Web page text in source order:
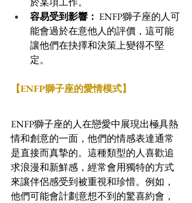
容易受到影響： ENFP獅子座的人可
能會過於在意他人的評價，這可能
讓他們在抉擇和決策上變得不堅
定。
【ENFP獅子座的愛情模式】
ENFP獅子座的人在戀愛中展現出極具熱
情和創意的一面，他們的情感表達通常
是直接而真摯的。這種類型的人喜歡追
求浪漫和新鮮感，經常會用獨特的方式
來讓伴侶感受到被重視和珍惜。例如，
他們可能會計劃意想不到的驚喜約會，